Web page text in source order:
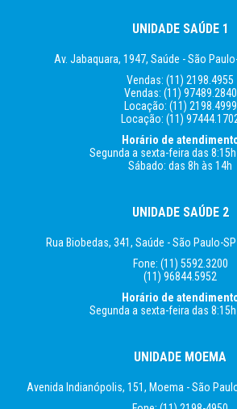
UNIDADE SAÚDE 1
Av. Jabaquara, 1947, Saúde -São
Vendas:(11) 2198.4955
Vendas: (11) 97489.2840
Locação: (11) 2198.4999
Locação:(11)
Horário de
Segunda a sexta-feira das 8:15h
Sábado: das 8h às 14h
UNIDADE SAÚDE 2
Rua Biobedas, 341, Saúde -São Paulo-
Fone: (11) 5592.3200
(11) 96844.5952
Horário de
Segunda a sexta-feira das 8:15h
UNIDADE MOEMA
Avenida Indianópolis, 151, Moema -São